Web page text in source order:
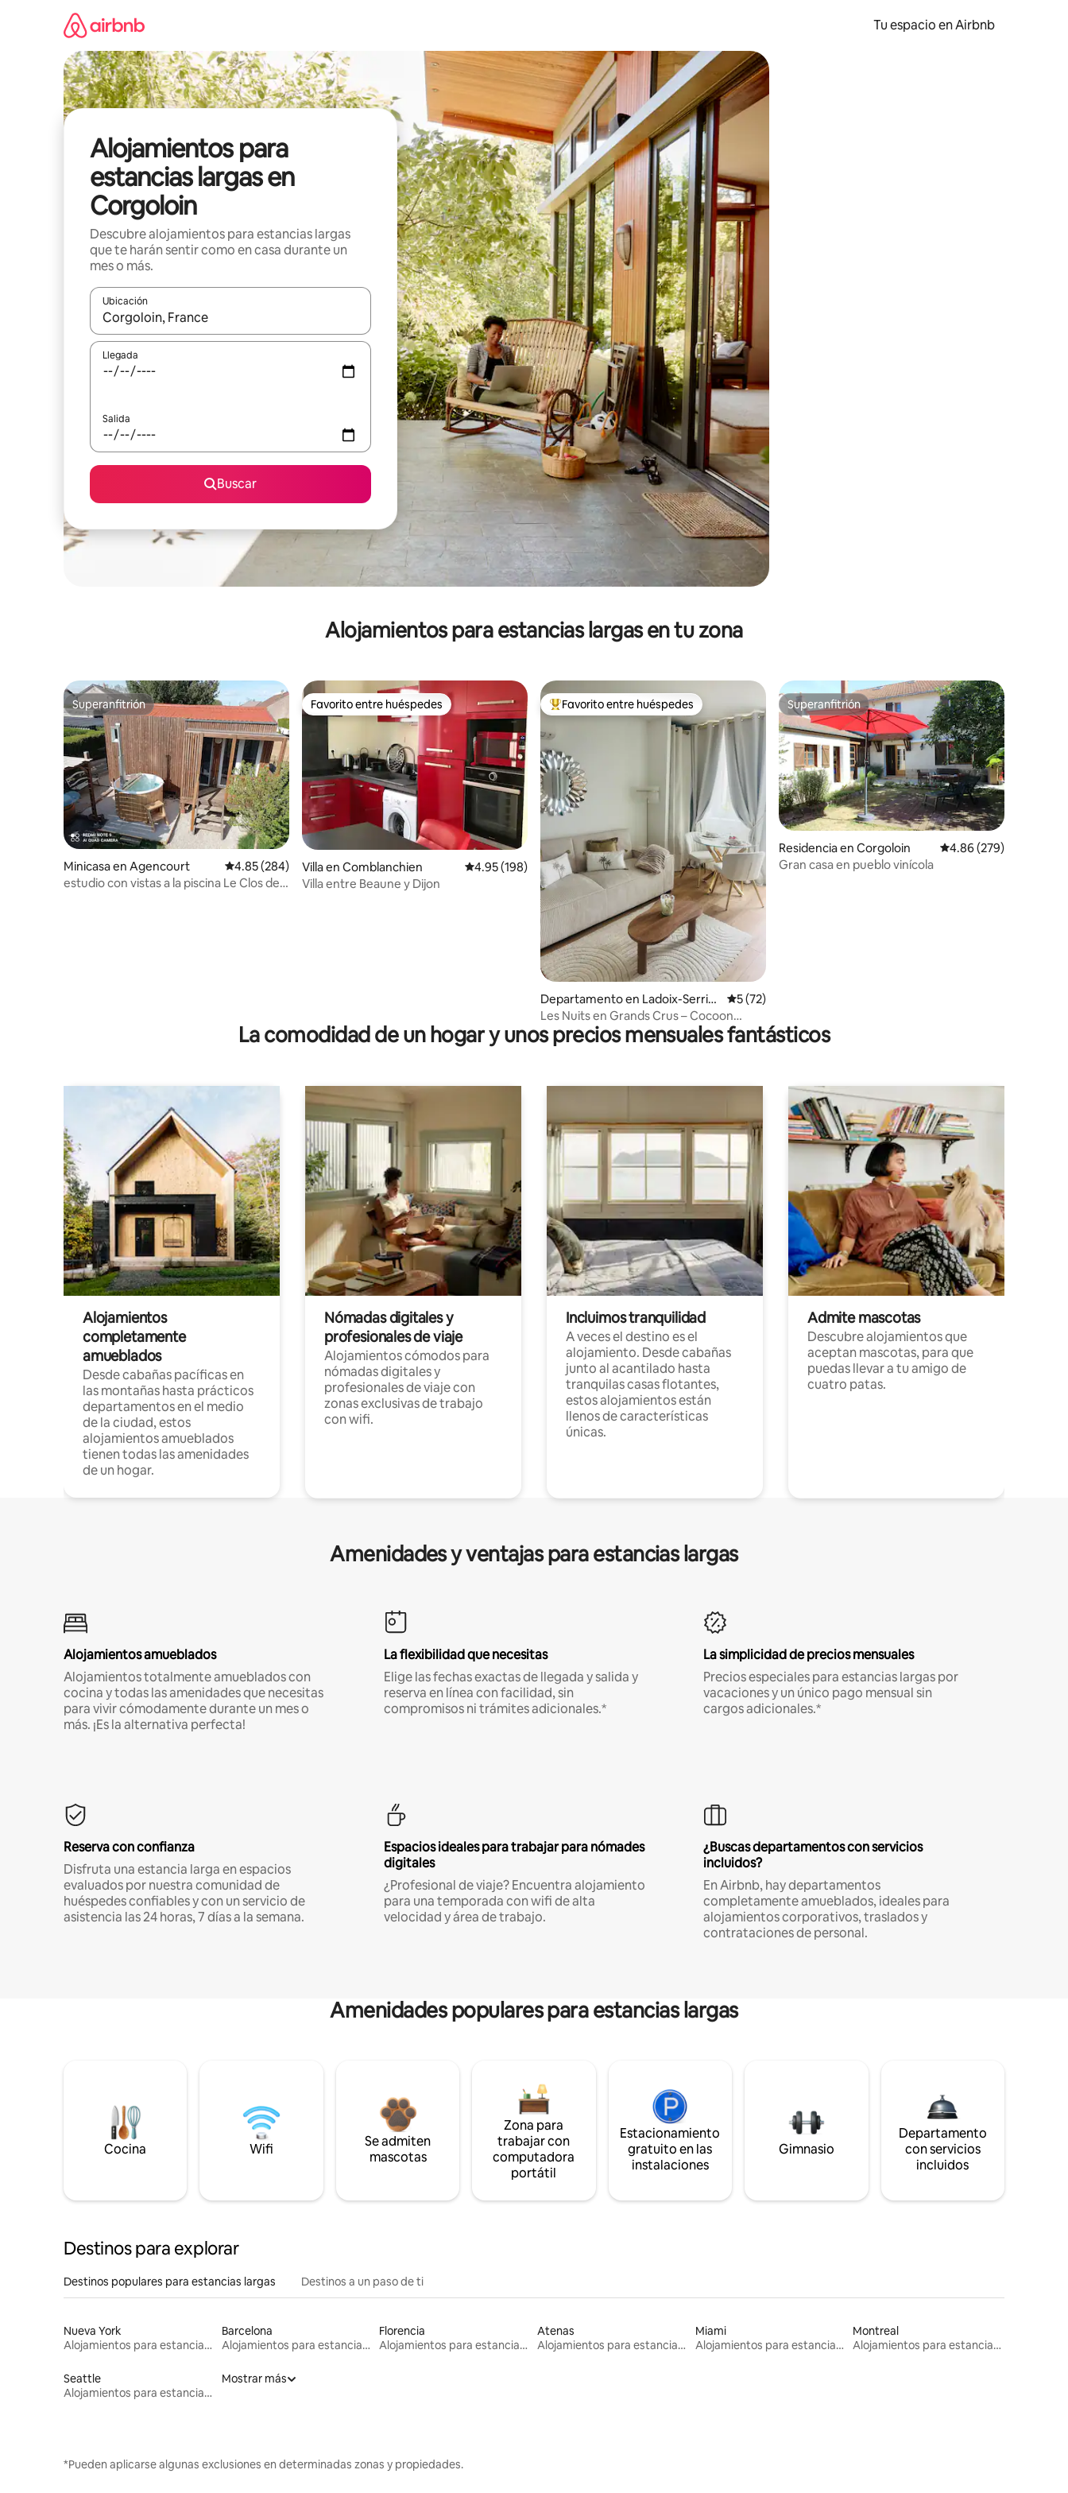
Tu espacio en Airbnb
Alojamientos para
estancias largas en
Corgoloin
Descubre alojamientos para estancias largas
que te harán sentir como en casa durante un
mes o más.
Ubicación
Cuando los resultados estén disponibles, podrás navegar usando las teclas de las flechas hacia arriba y hacia abajo, o bien tocando y deslizando la pantalla.
Llegada
Salida
Buscar
Alojamientos para estancias largas en tu zona
Superanfitrión
Superanfitrión
Minicasa en Agencourt Calificación promedio: 4.85 de 5; 284 evaluaciones
4.85 (284)
estudio con vistas a la piscina Le Clos des
Favorito entre huéspedes
Favorito entre huéspedes
Villa en Comblanchien Calificación promedio: 4.95 de 5; 198 evaluaciones
4.95 (198)
Villa entre Beaune y Dijon
De los mejores en Favorito entre huéspedes
Favorito entre huéspedes
Departamento en Ladoix-Serrig
ny
Calificación promedio: 5 de 5; 72 evaluaciones
5 (72)
Les Nuits en Grands Crus – Cocoon
cerca de Beaune
Superanfitrión
Superanfitrión
Residencia en Corgoloin Calificación promedio:
4.86 (279)
Gran casa en pueblo vinícola
La comodidad de un hogar y unos precios mensuales fantásticos
Alojamientos
completamente
amueblados
Desde cabañas pacíficas en
las montañas hasta prácticos
departamentos en el medio
de la ciudad, estos
alojamientos amueblados
tienen todas las amenidades
de un hogar.
Nómadas digitales y
profesionales de viaje
Alojamientos cómodos para
nómadas digitales y
profesionales de viaje con
zonas exclusivas de trabajo
con wifi.
Incluimos tranquilidad
A veces el destino es el
alojamiento. Desde cabañas
junto al acantilado hasta
tranquilas casas flotantes,
estos alojamientos están
llenos de características
únicas.
Admite mascotas
Descubre alojamientos que
aceptan mascotas, para que
puedas llevar a tu amigo de
cuatro patas.
Amenidades y ventajas para estancias largas
Alojamientos amueblados
Alojamientos totalmente amueblados con
cocina y todas las amenidades que necesitas
para vivir cómodamente durante un mes o
más. ¡Es la alternativa perfecta!
La flexibilidad que necesitas
Elige las fechas exactas de llegada y salida y
reserva en línea con facilidad, sin
compromisos ni trámites adicionales.*
La simplicidad de precios mensuales
Precios especiales para estancias largas por
vacaciones y un único pago mensual sin
cargos adicionales.*
Reserva con confianza
Disfruta una estancia larga en espacios
evaluados por nuestra comunidad de
huéspedes confiables y con un servicio de
asistencia las 24 horas, 7 días a la semana.
Espacios ideales para trabajar para nómades
digitales
¿Profesional de viaje? Encuentra alojamiento
para una temporada con wifi de alta
velocidad y área de trabajo.
¿Buscas departamentos con servicios
incluidos?
En Airbnb, hay departamentos
completamente amueblados, ideales para
alojamientos corporativos, traslados y
contrataciones de personal.
Amenidades populares para estancias largas
Cocina Wifi
Se admiten
mascotas
Zona para
trabajar con
computadora
portátil
Estacionamiento
gratuito en las
instalaciones
Gimnasio
Departamento
con servicios
incluidos
Destinos para explorar
Destinos populares para estancias largas Destinos a un paso de ti
Nueva York
Alojamientos para estancias largas
Barcelona
Alojamientos para estancias largas
Florencia
Alojamientos para estancias largas
Atenas
Alojamientos para estancias largas
Miami
Alojamientos para estancias largas
Montreal
Alojamientos para estancias largas
Seattle
Alojamientos para estancias largas
Mostrar más
*Pueden aplicarse algunas exclusiones en determinadas zonas y propiedades.